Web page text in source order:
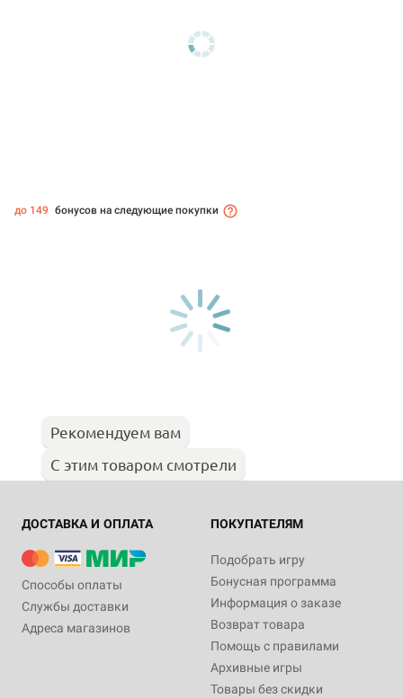
до 149 бонусов на следующие покупки
Рекомендуем вам
С этим товаром смотрели
ДОСТАВКА И ОПЛАТА
Способы оплаты
Службы доставки
Адреса магазинов
ПОКУПАТЕЛЯМ
Подобрать игру
Бонусная программа
Информация о заказе
Возврат товара
Помощь с правилами
Архивные игры
Товары без скидки